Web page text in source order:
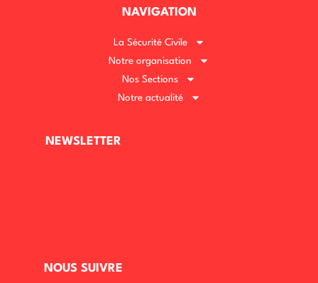
NAVIGATION
La Sécurité Civile
Notre organisation
Nos Sections
Notre actualité
NEWSLETTER
NOUS SUIVRE